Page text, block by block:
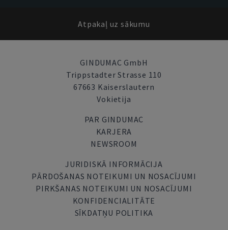
Atpakaļ uz sākumu
GINDUMAC GmbH
Trippstadter Strasse 110
67663 Kaiserslautern
Vokietija
PAR GINDUMAC
KARJERA
NEWSROOM
JURIDISKĀ INFORMĀCIJA
PĀRDOŠANAS NOTEIKUMI UN NOSACĪJUMI
PIRKŠANAS NOTEIKUMI UN NOSACĪJUMI
KONFIDENCIALITĀTE
SĪKDATŅU POLITIKA